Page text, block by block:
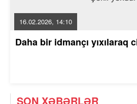
16.02.2026, 14:10
Daha bir idmançı yıxılaraq
SON XƏBƏRLƏR